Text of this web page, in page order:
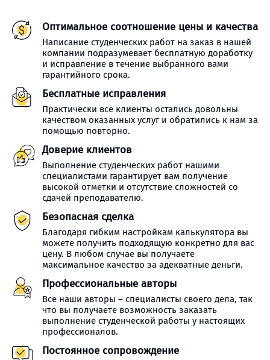
Оптимальное соотношение цены и качества
Написание студенческих работ на заказ в нашей
компании подразумевает бесплатную доработку
и исправление в течение выбранного вами
гарантийного срока.
Бесплатные исправления
Практически все клиенты остались довольны
качеством оказанных услуг и обратились к нам за
помощью повторно.
Доверие клиентов
Выполнение студенческих работ нашими
специалистами гарантирует вам получение
высокой отметки и отсутствие сложностей со
сдачей преподавателю.
Безопасная сделка
Благодаря гибким настройкам калькулятора вы
можете получить подходящую конкретно для вас
цену. В любом случае вы получаете
максимальное качество за адекватные деньги.
Профессиональные авторы
Все наши авторы – специалисты своего дела, так
что вы получаете возможность заказать
выполнение студенческой работы у настоящих
профессионалов.
Постоянное сопровождение